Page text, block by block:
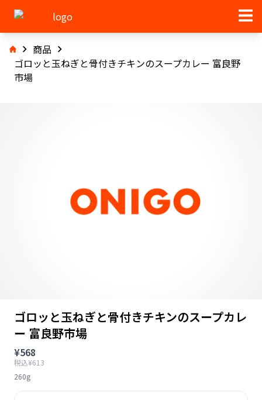
商品
ゴロッと玉ねぎと骨付きチキンのスープカレー 富良野
市場
ゴロッと玉ねぎと骨付きチキンのスープカレ
ー 富良野市場
¥568
税込¥613
260g